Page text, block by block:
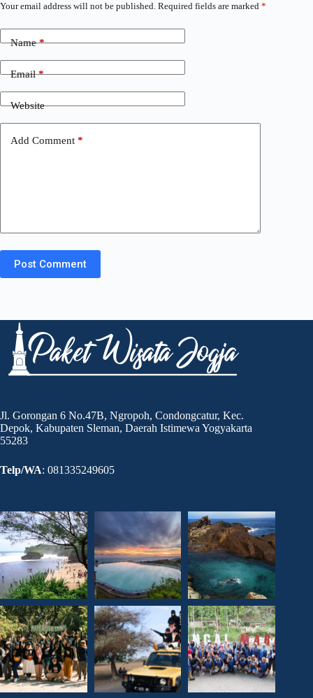
Your email address will not be published. Required fields are marked *
Name*
Email*
Website
Add Comment *
Post Comment
Jl. Gorongan 6 No.47B, Ngropoh, Condongcatur, Kec.
Depok, Kabupaten Sleman, Daerah Istimewa Yogyakarta
55283
Telp/WA: 081335249605